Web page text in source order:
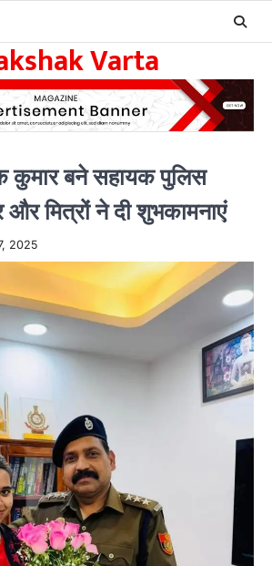
Varta
कुमार बने सहायक पुलिस
और मित्रों ने दी शुभकामनाएं
2025